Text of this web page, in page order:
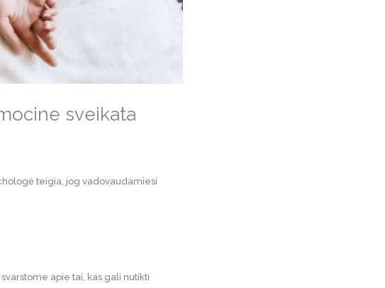
sveikata
teigia, jog vadovaudamiesi
apie tai, kas gali nutikti